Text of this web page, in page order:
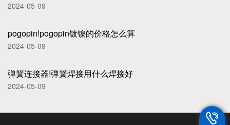
2024-05-09
pogopin!pogopin镀镍的价格怎么算
2024-05-09
弹簧连接器!弹簧焊接用什么焊接好
2024-05-09